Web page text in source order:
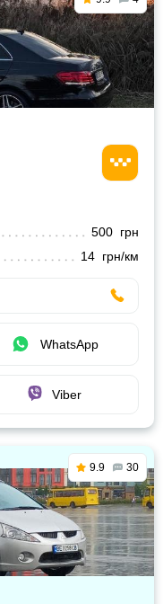
500 грн
14 грн/км
WhatsApp
Viber
9.9 30